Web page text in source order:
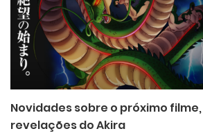
Novidades sobre o próximo
revelações do Akira